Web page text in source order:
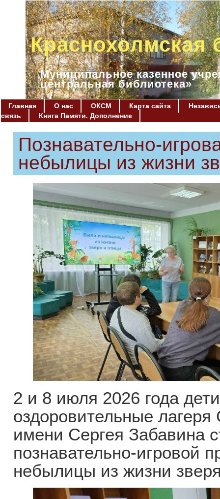
Краснохолмская
Муниципальное казенное
центральная библиотека»
Главная О нас ОКСМ Карта сайта
связь
Книга Памяти. Дополнение
Познавательно-
небылицы из жизни
2 и 8 июля 2026 года
оздоровительные
имени Сергея Забавина
познавательно-игровой
небылицы из жизни